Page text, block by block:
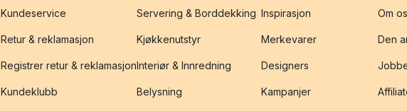
Kundeservice
Retur & reklamasjon
Registrer retur & reklamasjon
Kundeklubb
Servering & Borddekking
Kjøkkenutstyr
Interiør & Innredning
Belysning
Inspirasjon
Merkevarer
Designers
Kampanjer
Om
Den